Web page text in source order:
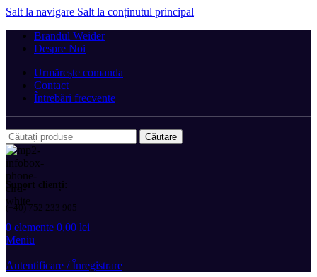
Salt la navigare Salt la conținutul principal
Brandul Weider
Despre Noi
Urmărește comanda
Contact
Întrebări frecvente
Căutare
Suport clienți:
(+40) 752 233 905
0 elemente 0,00 lei
Meniu
Autentificare / Înregistrare